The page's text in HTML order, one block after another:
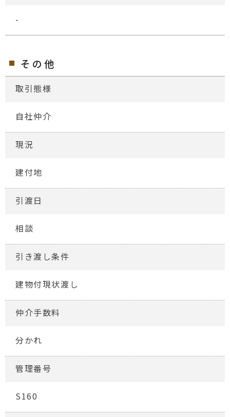
-
その他
取引態様
自社仲介
現況
建付地
引渡日
相談
引き渡し条件
建物付現状渡し
仲介手数料
分かれ
管理番号
S160